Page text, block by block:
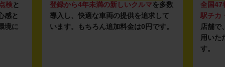
検と
感と
境に
登録から4年未満の新しいクルマを多数
導入し、快適な車両の提供を追求して
います。もちろん追加料金は0円です。
全国47
駅チカ
店舗で
用いた
す。